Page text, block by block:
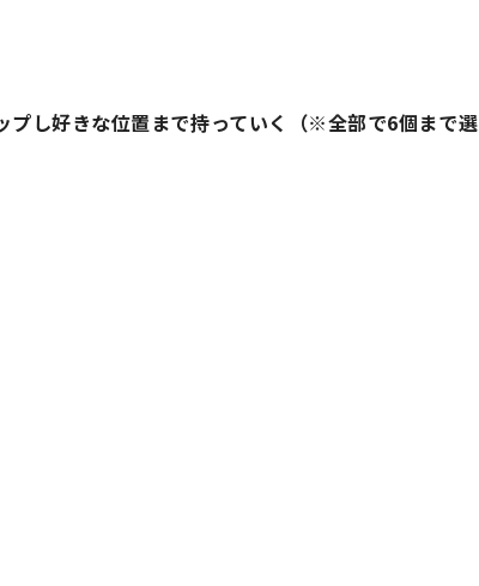
プし好きな位置まで持っていく（※全部で6個まで選